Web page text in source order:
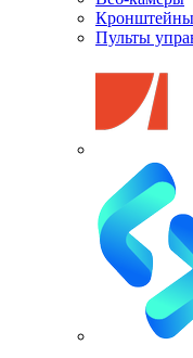
Кронштейны
Пульты